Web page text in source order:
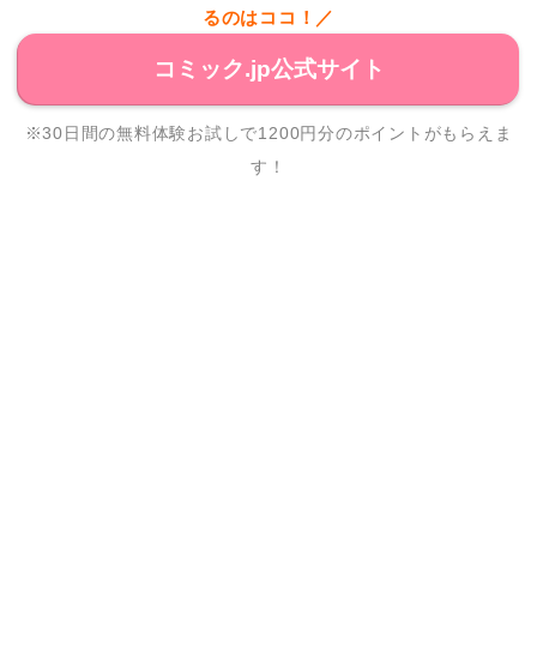
るのはココ！／
コミック.jp公式サイト
※30日間の無料体験お試しで1200円分のポイントがもらえま
す！